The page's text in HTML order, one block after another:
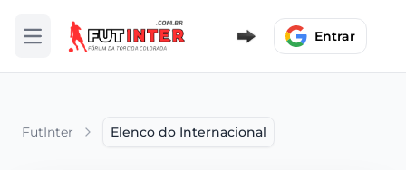
Abrir menu Entrar
FutInter Elenco do Internacional